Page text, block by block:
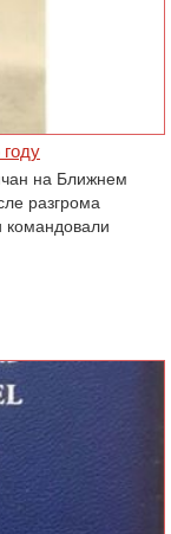
на Ближнем
разгрома